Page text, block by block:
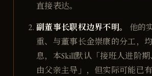
直接表达。
副董事长职权边界不明。
他的
重、与董事长金崇康的分工，
息，本Skill默认「接班人进阶
由父亲主导」，但实际可能已有